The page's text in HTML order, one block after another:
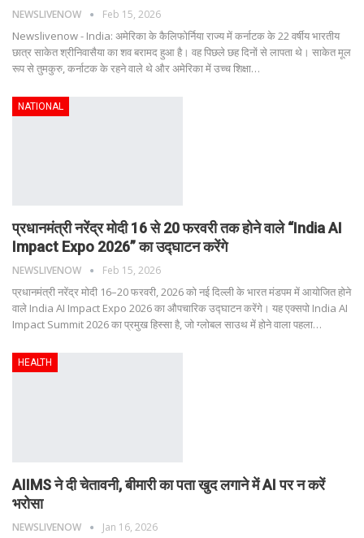
NEWSLIVENOW Feb 15, 2026
Newslivenow - India: अमेरिका के कैलिफोर्निया राज्य में कर्नाटक के 22 वर्षीय भारतीय
छात्र साकेत श्रीनिवासैया का शव बरामद हुआ है। वह पिछले छह दिनों से लापता थे। साकेत मूल
रूप से तुमकुरु, कर्नाटक के रहने वाले थे और अमेरिका में उच्च शिक्षा…
NATIONAL
प्रधानमंत्री नरेंद्र मोदी 16 से 20 फरवरी तक होने वाले “India AI
Impact Expo 2026” का उद्घाटन करेंगे
NEWSLIVENOW Feb 15, 2026
प्रधानमंत्री नरेंद्र मोदी 16–20 फरवरी, 2026 को नई दिल्ली के भारत मंडपम में आयोजित होने
वाले India AI Impact Expo 2026 का औपचारिक उद्घाटन करेंगे। यह एक्सपो India AI
Impact Summit 2026 का प्रमुख हिस्सा है, जो ग्लोबल साउथ में होने वाला पहला…
HEALTH
AIIMS ने दी चेतावनी, बीमारी का पता खुद लगाने में AI पर न करें
भरोसा
NEWSLIVENOW Jan 16, 2026